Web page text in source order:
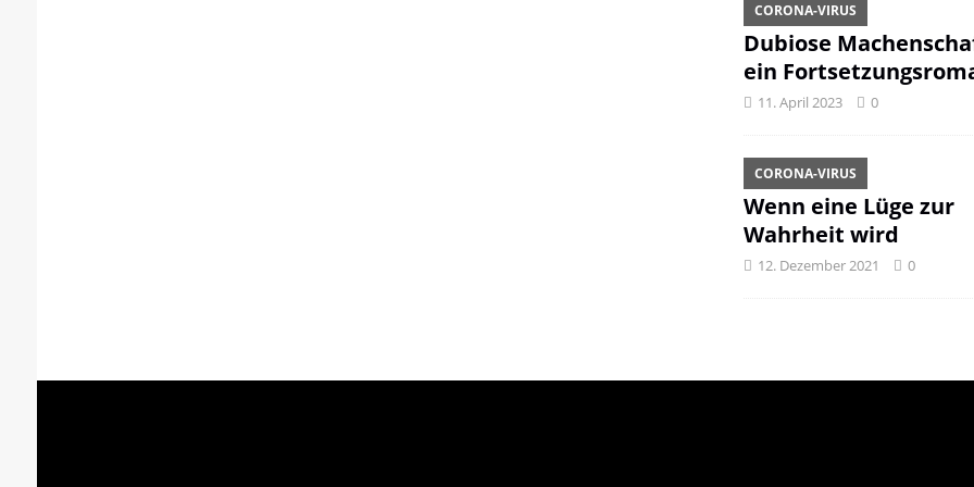
Dubiose
ein
CORONA-VIRUS
11. April 2023 0
Wenn eine Lüge zur
Wahrheit wird
CORONA-VIRUS
12. Dezember 2021 0